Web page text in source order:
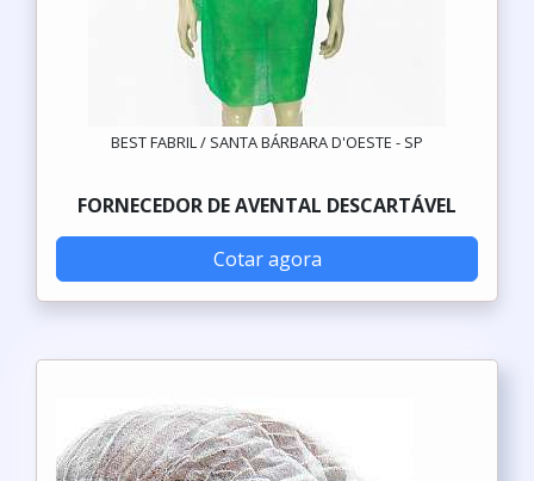
BEST FABRIL / SANTA BÁRBARA D'OESTE - SP
FORNECEDOR DE AVENTAL DESCARTÁVEL
Cotar agora